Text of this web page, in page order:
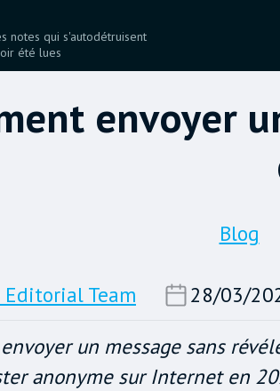
notes qui s'autodétruisent
été lues
envoyer
Blog
Team
28/03/
envoyer un message sans
anonyme sur Internet en